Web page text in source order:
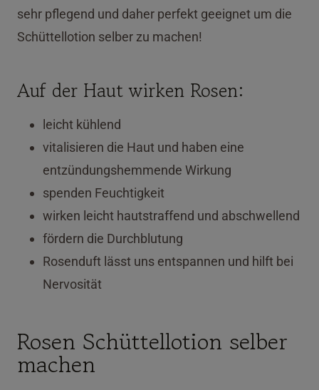
sehr pflegend und daher perfekt geeignet um die
Schüttellotion selber zu machen!
Auf der Haut wirken Rosen:
leicht kühlend
vitalisieren die Haut und haben eine
entzündungshemmende Wirkung
spenden Feuchtigkeit
wirken leicht hautstraffend und abschwellend
fördern die Durchblutung
Rosenduft lässt uns entspannen und hilft bei
Nervosität
Rosen Schüttellotion selber
machen